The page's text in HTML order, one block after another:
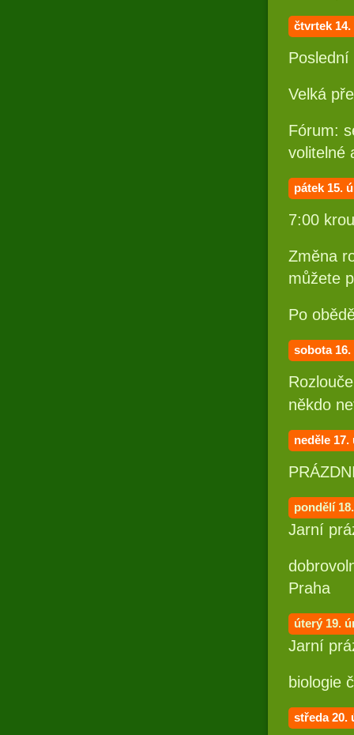
čtvrtek 14.
Velká
Fórum:
volitelné
pátek 15.
7:00
Změna
můžete
Po
sobota
někdo
neděle 17.
pondělí
Jarní
Praha
úterý 19.
Jarní
biologie
středa 20.